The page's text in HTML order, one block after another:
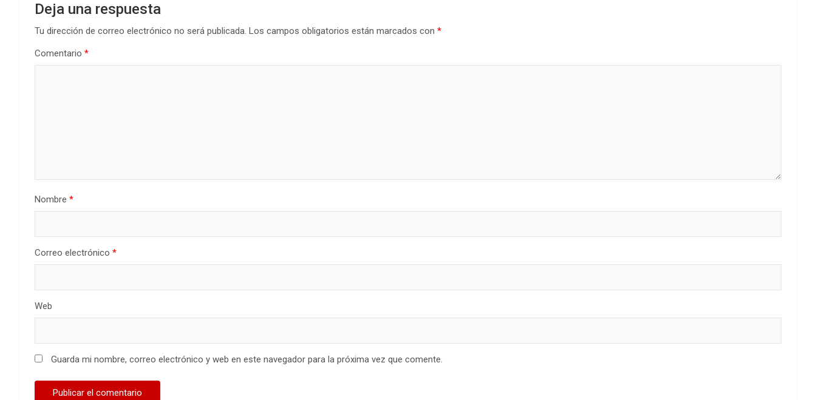
Deja una respuesta
Tu dirección de correo electrónico no será publicada. Los campos obligatorios están marcados con *
Comentario *
Nombre *
Correo electrónico *
Web
Guarda mi nombre, correo electrónico y web en este navegador para la próxima vez que comente.